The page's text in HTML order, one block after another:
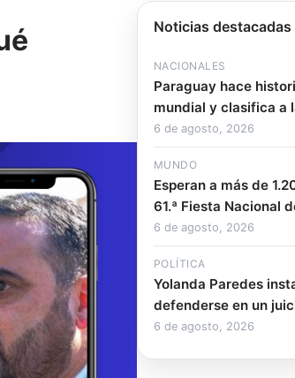
Noticias destacadas
NACIONALES
Paraguay hace
mundial y clasifica a
6 de agosto, 2026
MUNDO
Esperan a más de
61.ª Fiesta Nacional
6 de agosto, 2026
POLÍTICA
Yolanda Paredes
defenderse en un
6 de agosto, 2026